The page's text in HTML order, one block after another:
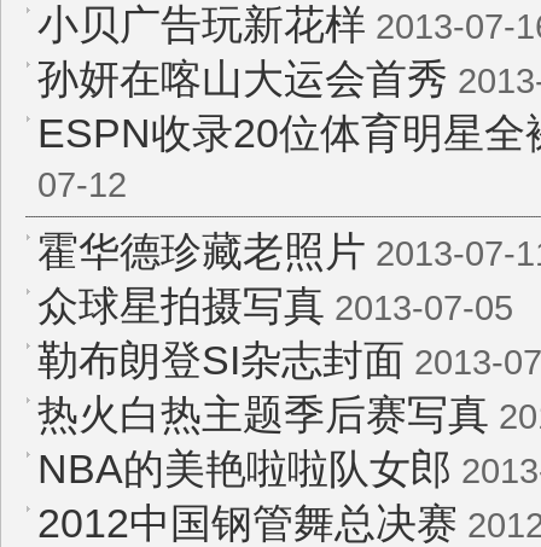
小贝广告玩新花样 2013-07-
孙妍在喀山大运会首秀
ESPN收录20位体育明星全
07-12
霍华德珍藏老照片 2013-07-
众球星拍摄写真 2013-07-05
勒布朗登SI杂志封面 2013-
热火白热主题季后赛写真
NBA的美艳啦啦队女郎
2012中国钢管舞总决赛